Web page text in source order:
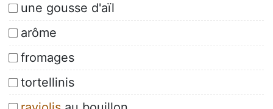
une gousse d'aïl
arôme
fromages
tortellinis